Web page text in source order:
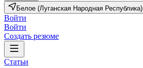
Белое (Луганская Народная Республика)
Войти
Войти
Создать резюме
Статьи